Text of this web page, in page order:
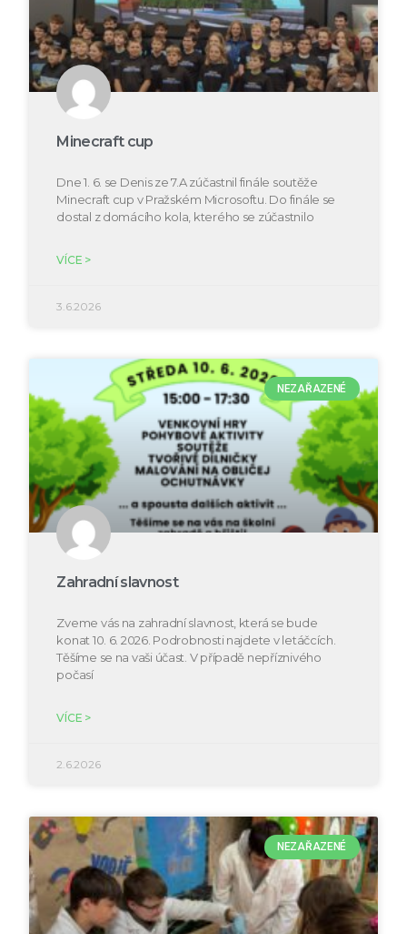
Minecraft cup
Dne 1. 6. se Denis ze 7.A zúčastnil finále soutěže
Minecraft cup v Pražském Microsoftu. Do finále se
dostal z domácího kola, kterého se zúčastnilo
VÍCE >
3.6.2026
NEZAŘAZENÉ
Zahradní slavnost
Zveme vás na zahradní slavnost, která se bude
konat 10. 6. 2026. Podrobnosti najdete v letáčcích.
Těšíme se na vaši účast. V případě nepříznivého
počasí
VÍCE >
2.6.2026
NEZAŘAZENÉ